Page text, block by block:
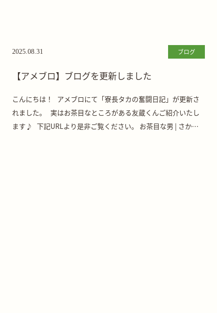
2025.08.31 ブログ
【アメブロ】ブログを更新しました
こんにちは！ アメブロにて「寮長タカの奮闘日記」が更新さ
れました。 実はお茶目なところがある友蔵くんご紹介いたし
ます♪ 下記URLより是非ご覧ください。 お茶目な男 | さかが